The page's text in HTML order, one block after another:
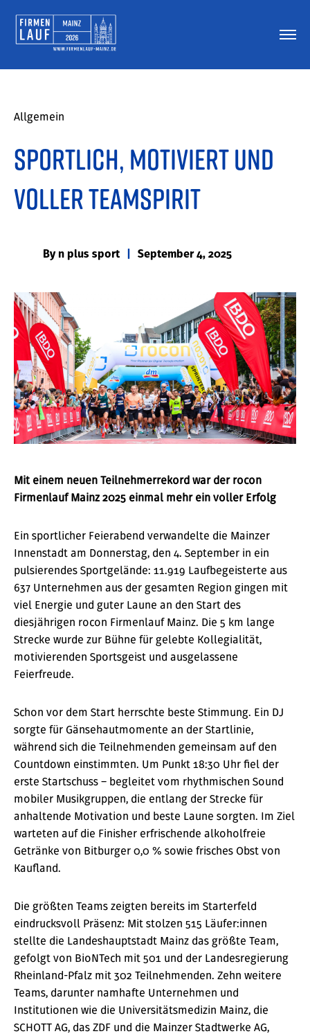
Allgemein
Sportlich, motiviert und
voller Teamspirit
By n plus sport September 4, 2025
Mit einem neuen Teilnehmerrekord war der rocon
Firmenlauf Mainz 2025 einmal mehr ein voller Erfolg
Ein sportlicher Feierabend verwandelte die Mainzer
Innenstadt am Donnerstag, den 4. September in ein
pulsierendes Sportgelände: 11.919 Laufbegeisterte aus
637 Unternehmen aus der gesamten Region gingen mit
viel Energie und guter Laune an den Start des
diesjährigen rocon Firmenlauf Mainz. Die 5 km lange
Strecke wurde zur Bühne für gelebte Kollegialität,
motivierenden Sportsgeist und ausgelassene
Feierfreude.
Schon vor dem Start herrschte beste Stimmung. Ein DJ
sorgte für Gänsehautmomente an der Startlinie,
während sich die Teilnehmenden gemeinsam auf den
Countdown einstimmten. Um Punkt 18:30 Uhr fiel der
erste Startschuss – begleitet vom rhythmischen Sound
mobiler Musikgruppen, die entlang der Strecke für
anhaltende Motivation und beste Laune sorgten. Im Ziel
warteten auf die Finisher erfrischende alkoholfreie
Getränke von Bitburger 0,0 % sowie frisches Obst von
Kaufland.
Die größten Teams zeigten bereits im Starterfeld
eindrucksvoll Präsenz: Mit stolzen 515 Läufer:innen
stellte die Landeshauptstadt Mainz das größte Team,
gefolgt von BioNTech mit 501 und der Landesregierung
Rheinland-Pfalz mit 302 Teilnehmenden. Zehn weitere
Teams, darunter namhafte Unternehmen und
Institutionen wie die Universitätsmedizin Mainz, die
SCHOTT AG, das ZDF und die Mainzer Stadtwerke AG,